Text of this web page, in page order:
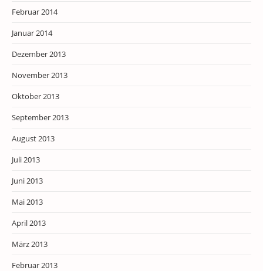
Februar 2014
Januar 2014
Dezember 2013
November 2013
Oktober 2013
September 2013
August 2013
Juli 2013
Juni 2013
Mai 2013
April 2013
März 2013
Februar 2013